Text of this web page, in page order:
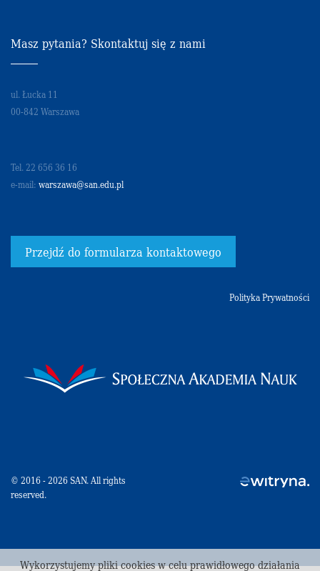
Masz pytania? Skontaktuj się z nami
ul. Łucka 11
00-842 Warszawa
Tel. 22 656 36 16
e-mail: warszawa@san.edu.pl
Przejdź do formularza kontaktowego
Polityka Prywatności
© 2016 - 2026 SAN. All rights
reserved.
Wykorzystujemy pliki cookies w celu prawidłowego działania